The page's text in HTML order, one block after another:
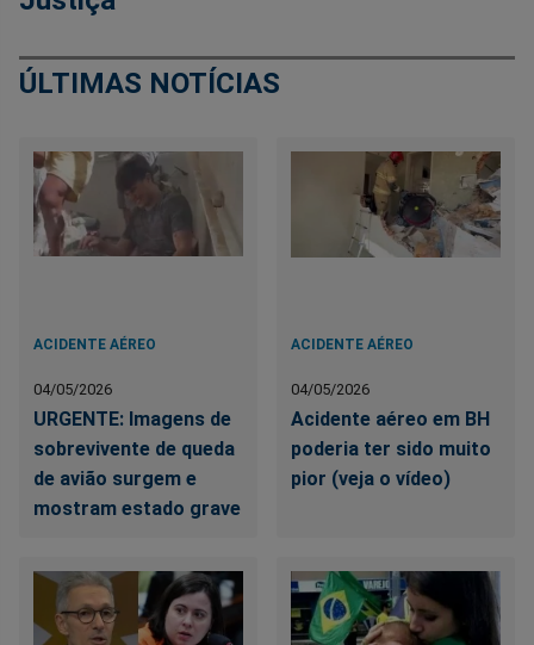
ÚLTIMAS NOTÍCIAS
ACIDENTE AÉREO
04/05/2026
URGENTE: Imagens de
sobrevivente de queda
de avião surgem e
mostram estado grave
ACIDENTE AÉREO
04/05/2026
Acidente aéreo em BH
poderia ter sido muito
pior (veja o vídeo)